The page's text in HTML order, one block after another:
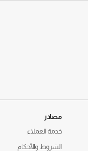
مصادر
خدمة العملاء
الشروط والأحكام